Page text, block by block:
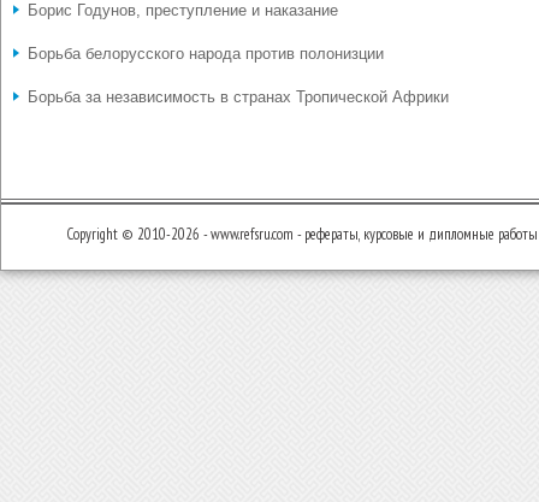
Борис Годунов, преступление и наказание
Борьба белорусского народа против полонизции
Борьба за независимость в странах Тропической Африки
Copyright © 2010-2026 - www.refsru.com - рефераты, курсовые и дипломные работы